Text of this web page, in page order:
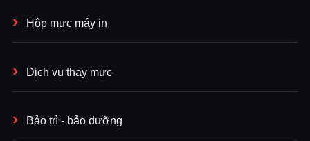
Hộp mực máy in
Dịch vụ thay mực
Bảo trì - bảo dưỡng